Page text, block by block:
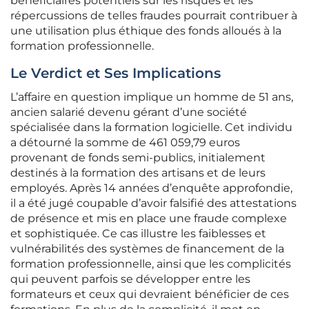
répercussions de telles fraudes pourrait contribuer à
une utilisation plus éthique des fonds alloués à la
formation professionnelle.
Le Verdict et Ses Implications
L’affaire en question implique un homme de 51 ans,
ancien salarié devenu gérant d’une société
spécialisée dans la formation logicielle. Cet individu
a détourné la somme de 461 059,79 euros
provenant de fonds semi-publics, initialement
destinés à la formation des artisans et de leurs
employés. Après 14 années d’enquête approfondie,
il a été jugé coupable d’avoir falsifié des attestations
de présence et mis en place une fraude complexe
et sophistiquée. Ce cas illustre les faiblesses et
vulnérabilités des systèmes de financement de la
formation professionnelle, ainsi que les complicités
qui peuvent parfois se développer entre les
formateurs et ceux qui devraient bénéficier de ces